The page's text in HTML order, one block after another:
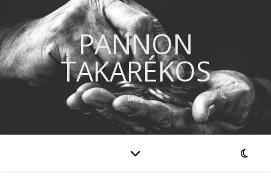
PANNON
TAKARÉKOS
blog